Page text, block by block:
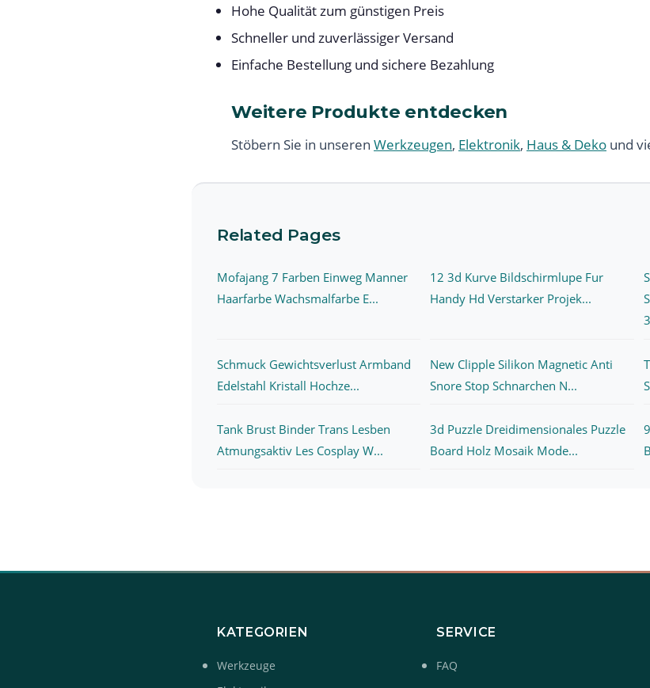
Hohe Qualität zum günstigen Preis
Schneller und zuverlässiger Versand
Einfache Bestellung und sichere Bezahlung
Weitere Produkte entdecken
Stöbern Sie in unseren Werkzeugen, Elektronik, Haus & Deko und
Related Pages
Mofajang 7 Farben Einweg Manner
Haarfarbe Wachsmalfarbe E...
12 3d Kurve Bildschirmlupe Fur
Handy Hd Verstarker Projek...
Schmuck Gewichtsverlust Armband
Edelstahl Kristall Hochze...
New Clipple Silikon Magnetic Anti
Snore Stop Schnarchen N...
Tank Brust Binder Trans Lesben
Atmungsaktiv Les Cosplay W...
3d Puzzle Dreidimensionales Puzzle
Board Holz Mosaik Mode...
KATEGORIEN
Werkzeuge
SERVICE
FAQ